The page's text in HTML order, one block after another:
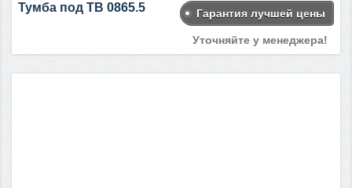
Тумба под ТВ 0865.5 Гарантия лучшей цены
Уточняйте у менеджера!